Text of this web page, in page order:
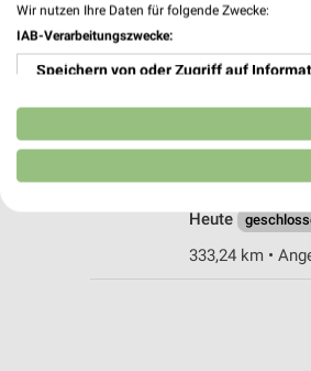
348,48 km •
Rossmann
34431 Marsberg
Heute
333,24 km •
Wir nutzen Ihre Daten für folgende Zwecke:
IAB-Verarbeitungszwecke:
Speichern von oder Zugriff auf
Verwendung reduzierter Daten zur
Erstellung von Profilen für
Erstellung von Profilen zur